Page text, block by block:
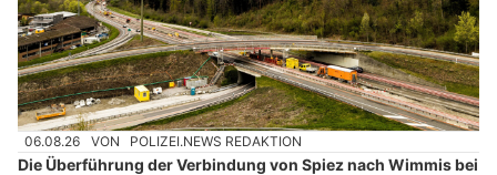
06.08.26 VON POLIZEI.NEWS REDAKTION
Die Überführung der Verbindung von Spiez nach Wimmis bei